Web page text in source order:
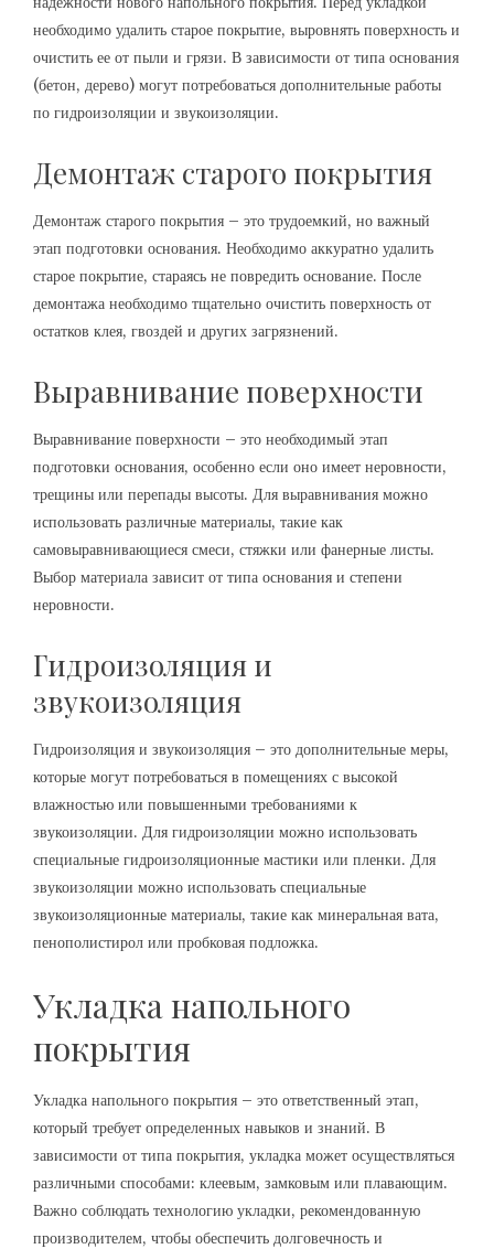
необходимо удалить старое покрытие, выровнять поверхность и
очистить ее от пыли и грязи. В зависимости от типа основания
(бетон, дерево) могут потребоваться дополнительные работы
по гидроизоляции и звукоизоляции.
Демонтаж старого покрытия
Демонтаж старого покрытия – это трудоемкий, но важный
этап подготовки основания. Необходимо аккуратно удалить
старое покрытие, стараясь не повредить основание. После
демонтажа необходимо тщательно очистить поверхность от
остатков клея, гвоздей и других загрязнений.
Выравнивание поверхности
Выравнивание поверхности – это необходимый этап
подготовки основания, особенно если оно имеет неровности,
трещины или перепады высоты. Для выравнивания можно
использовать различные материалы, такие как
самовыравнивающиеся смеси, стяжки или фанерные листы.
Выбор материала зависит от типа основания и степени
неровности.
Гидроизоляция и
звукоизоляция
Гидроизоляция и звукоизоляция – это дополнительные меры,
которые могут потребоваться в помещениях с высокой
влажностью или повышенными требованиями к
звукоизоляции. Для гидроизоляции можно использовать
специальные гидроизоляционные мастики или пленки. Для
звукоизоляции можно использовать специальные
звукоизоляционные материалы, такие как минеральная вата,
пенополистирол или пробковая подложка.
Укладка напольного
покрытия
Укладка напольного покрытия – это ответственный этап,
который требует определенных навыков и знаний. В
зависимости от типа покрытия, укладка может осуществляться
различными способами: клеевым, замковым или плавающим.
Важно соблюдать технологию укладки, рекомендованную
производителем, чтобы обеспечить долговечность и